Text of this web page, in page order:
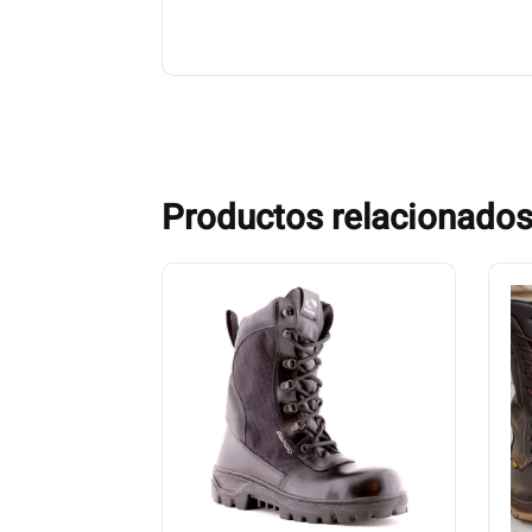
Productos relacionados